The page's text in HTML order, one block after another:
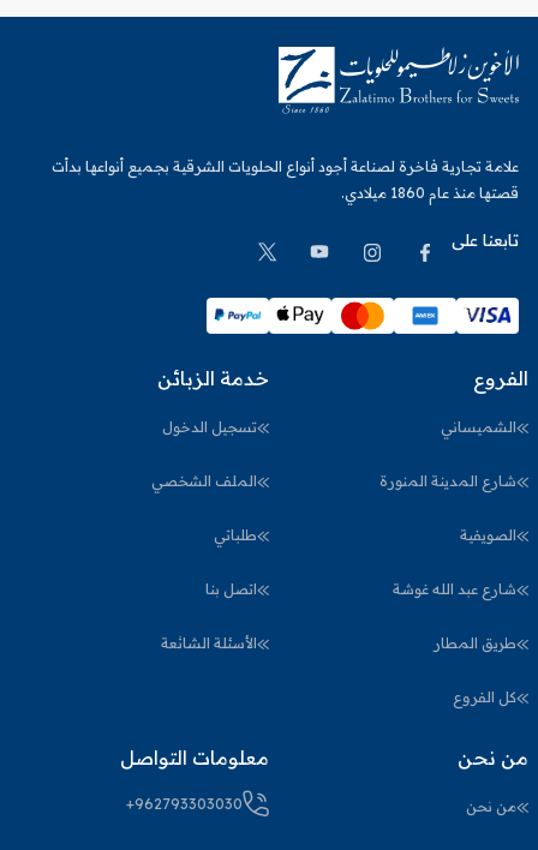
علامة تجارية فاخرة لصناعة أجود أنواع الحلويات الشرقية بجميع أنواعها بدأت
قصتها منذ عام 1860 ميلادي.
تابعنا على
الفروع
الشميساني
شارع المدينة المنورة
الصويفية
شارع عبد الله غوشة
طريق المطار
كل الفروع
خدمة الزبائن
تسجيل الدخول
الملف الشخصي
طلباتي
اتصل بنا
الأسئلة الشائعة
من نحن
من نحن
معلومات التواصل
+962793303030